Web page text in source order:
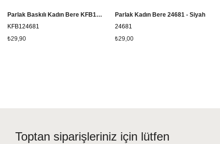
Parlak Baskılı Kadın Bere KFB124681
KFB124681
₺29,90
Parlak Kadın Bere 24681 - Siyah
24681
₺29,00
Toptan siparişleriniz için lütfen